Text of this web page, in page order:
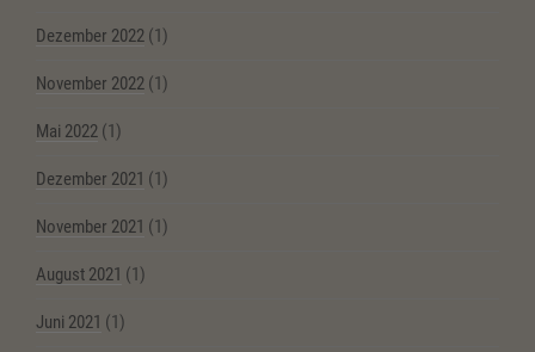
Dezember 2022 (1)
November 2022 (1)
Mai 2022 (1)
Dezember 2021 (1)
November 2021 (1)
August 2021 (1)
Juni 2021 (1)